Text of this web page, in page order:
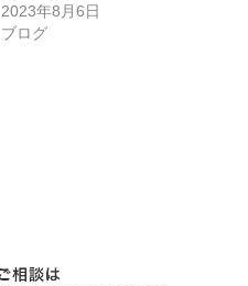
2023年8月6日
ブログ